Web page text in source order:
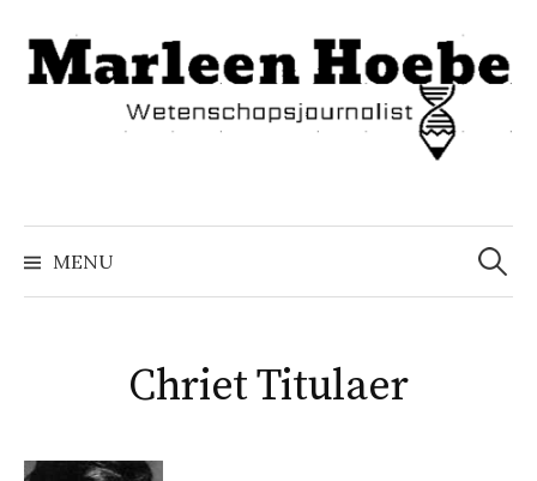
inhoud
springen
MENU
Zoeken
naar:
Chriet Titulaer